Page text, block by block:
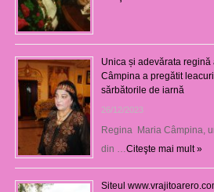
Unica și adevărata regină
Câmpina a pregătit
sărbătorile de iarnă
26/12/2023
Regina Maria Câmpina,
din … Citeşte mai mult »
Siteul